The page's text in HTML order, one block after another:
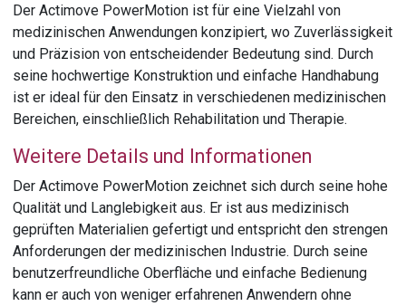
Der Actimove PowerMotion ist für eine Vielzahl von
medizinischen Anwendungen konzipiert, wo Zuverlässigkeit
und Präzision von entscheidender Bedeutung sind. Durch
seine hochwertige Konstruktion und einfache Handhabung
ist er ideal für den Einsatz in verschiedenen medizinischen
Bereichen, einschließlich Rehabilitation und Therapie.
Weitere Details und Informationen
Der Actimove PowerMotion zeichnet sich durch seine hohe
Qualität und Langlebigkeit aus. Er ist aus medizinisch
geprüften Materialien gefertigt und entspricht den strengen
Anforderungen der medizinischen Industrie. Durch seine
benutzerfreundliche Oberfläche und einfache Bedienung
kann er auch von weniger erfahrenen Anwendern ohne